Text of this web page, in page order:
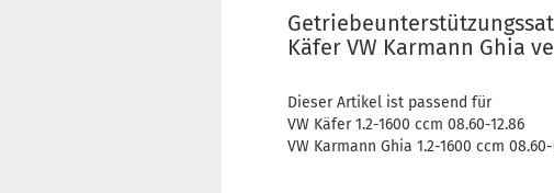
Käfer VW Karmann Ghia
Dieser Artikel ist passend für
VW Käfer 1.2-1600 ccm 08.60-12.86
VW Karmann Ghia 1.2-1600 ccm 08.60-